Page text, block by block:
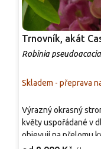
Trnovník, akát
Robinia pseudoacacia
Skladem - přeprava
Výrazný okrasný
květy uspořádané v
objevují na přelomu